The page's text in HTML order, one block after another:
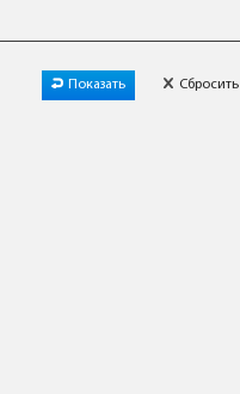
Показать Сбросить